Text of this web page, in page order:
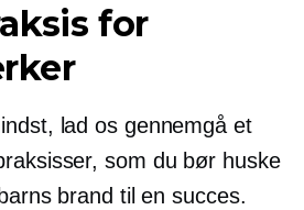
for
lad os gennemgå et
som du bør huske
brand til en succes.